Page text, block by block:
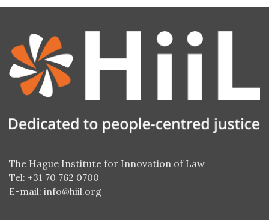
The Hague Institute for Innovation of Law
Tel: +31 70 762 0700
E-mail: info@hiil.org